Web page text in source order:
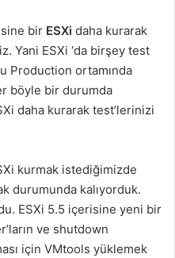
bir ESXi daha kurarak
Yani ESXi ‘da birşey test
Production ortamında
böyle bir durumda
daha kurarak test’lerinizi
kurmak istediğimizde
durumunda kalıyorduk.
ESXi 5.5 içerisine yeni bir
ve shutdown
için VMtools yüklemek